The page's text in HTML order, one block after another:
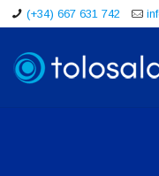
(+34) 667 631 742